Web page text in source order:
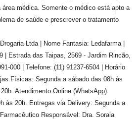
médica. Somente o médico está apto a
de saúde e prescrever o tratamento
Ltda | Nome Fantasia: Ledafarma |
| Estrada das Taipas, 2569 - Jardim Rincão,
000 | Telefone: (11) 91237-6504 | Horário
Físicas: Segunda a sábado das 08h às
Atendimento Online (WhatsApp):
às 20h. Entregas via Delivery: Segunda a
Responsável: Dra. Soraia